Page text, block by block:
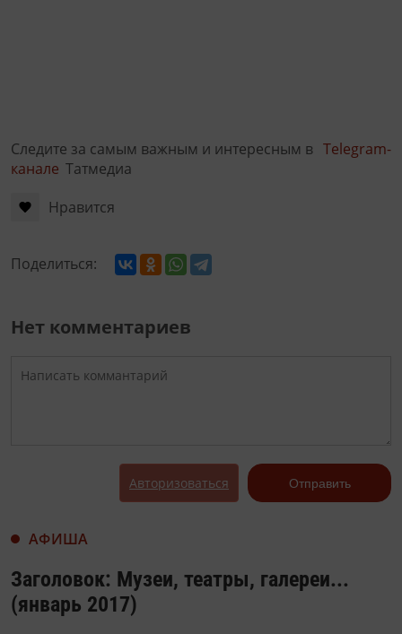
Следите за самым важным и интересным в Telegram-
канале Татмедиа
Нравится
Поделиться:
Нет комментариев
Авторизоваться Отправить
АФИША
Заголовок: Музеи, театры, галереи...
(январь 2017)